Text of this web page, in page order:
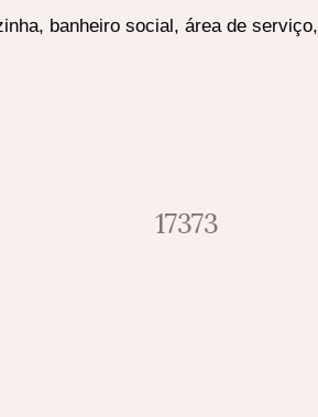
banheiro social, área de serviço,
17373